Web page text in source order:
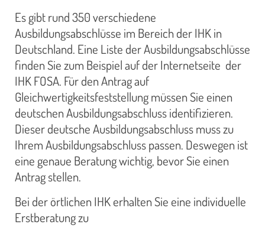
Es gibt rund 350 verschiedene
Ausbildungsabschlüsse im Bereich der IHK in
Deutschland. Eine Liste der Ausbildungsabschlüsse
finden Sie zum Beispiel auf der Internetseite der
IHK FOSA. Für den Antrag auf
Gleichwertigkeitsfeststellung müssen Sie einen
deutschen Ausbildungsabschluss identifizieren.
Dieser deutsche Ausbildungsabschluss muss zu
Ihrem Ausbildungsabschluss passen. Deswegen ist
eine genaue Beratung wichtig, bevor Sie einen
Antrag stellen.
Bei der örtlichen IHK erhalten Sie eine individuelle
Erstberatung zu